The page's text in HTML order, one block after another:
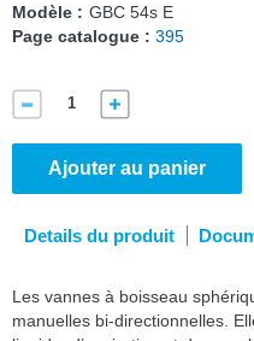
Modèle : GBC 54s E
Page catalogue : 395
Ajouter au panier
Details du produit
Les vannes à boisseau
manuelles bi-directionnelles.